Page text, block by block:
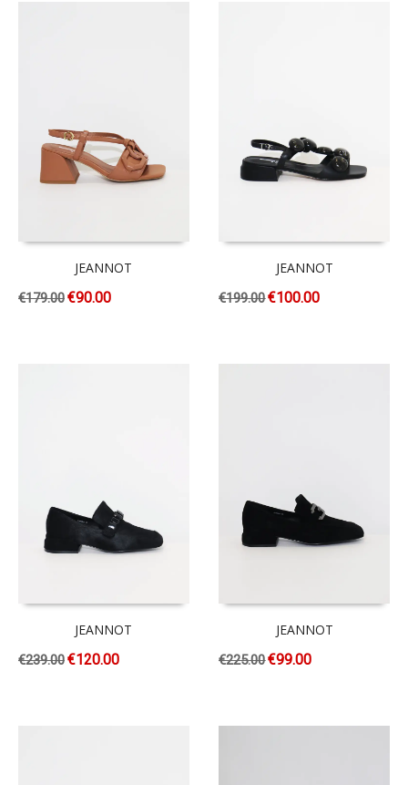
JEANNOT
€179.00€90.00
JEANNOT
€199.00€100.00
JEANNOT
€239.00€120.00
JEANNOT
€225.00€99.00